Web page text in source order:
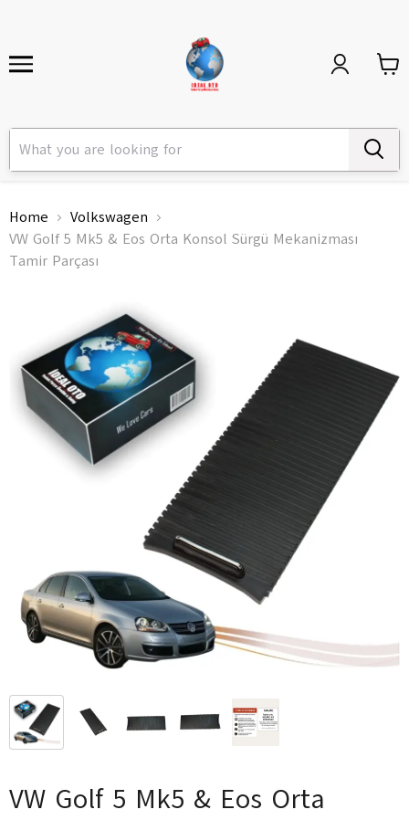
Home
Volkswagen
VW Golf 5 Mk5 & Eos Orta Konsol Sürgü Mekanizması
Tamir Parçası
VW Golf 5 Mk5 & Eos Orta